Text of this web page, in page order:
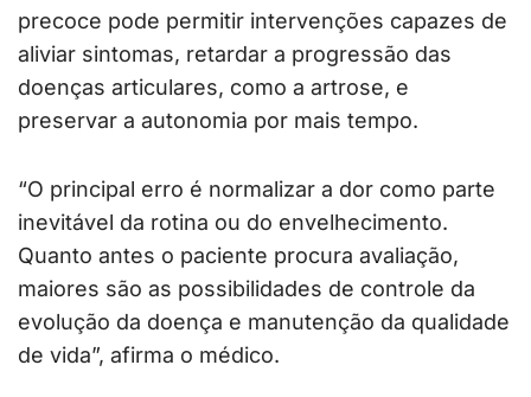
precoce pode permitir intervenções capazes de
aliviar sintomas, retardar a progressão das
doenças articulares, como a artrose, e
preservar a autonomia por mais tempo.
“O principal erro é normalizar a dor como parte
inevitável da rotina ou do envelhecimento.
Quanto antes o paciente procura avaliação,
maiores são as possibilidades de controle da
evolução da doença e manutenção da qualidade
de vida”, afirma o médico.